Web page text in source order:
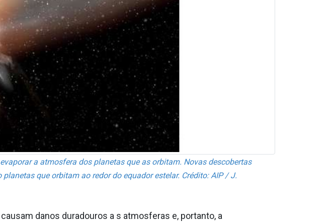
a atmosfera dos planetas que as orbitam. Novas descobertas
que orbitam ao redor do equador estelar. Crédito: AIP / J.
danos duradouros a s atmosferas e, portanto, a